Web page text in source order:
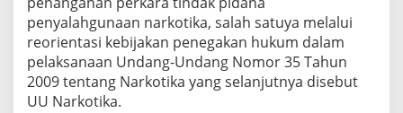
penyalahgunaan narkotika, salah satuya melalui
reorientasi kebijakan penegakan hukum dalam
pelaksanaan Undang-Undang Nomor 35 Tahun
2009 tentang Narkotika yang selanjutnya disebut
UU Narkotika.